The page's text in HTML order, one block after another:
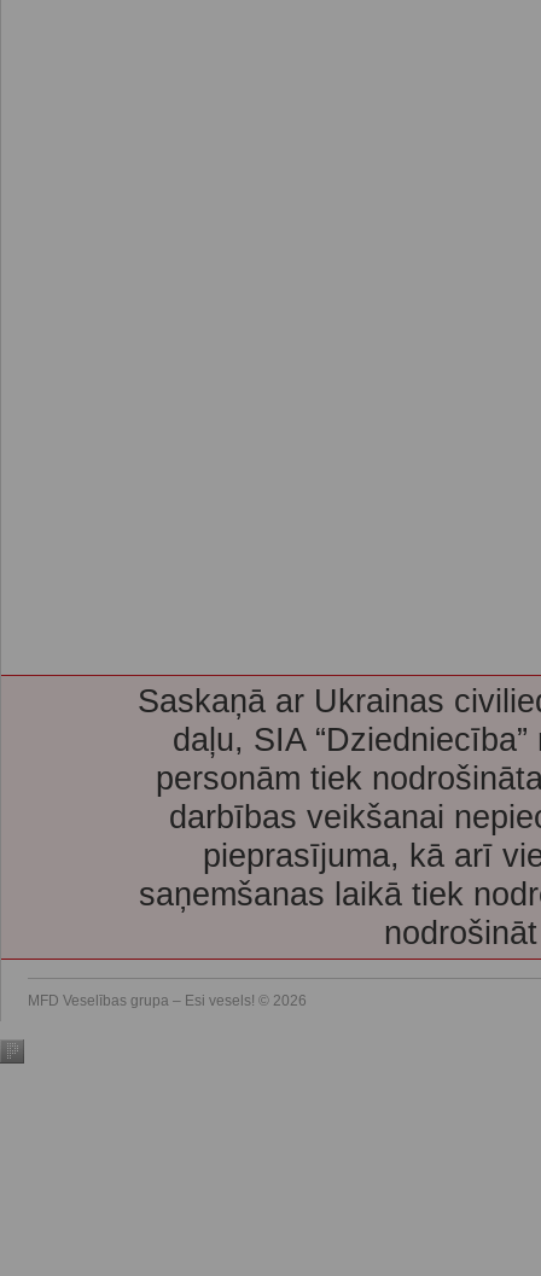
Saskaņā ar Ukrainas
daļu, SIA
personām tiek
darbības veikšanai
pieprasījuma, kā arī
saņemšanas laikā tiek
MFD Veselības grupa – Esi vesels! © 2026